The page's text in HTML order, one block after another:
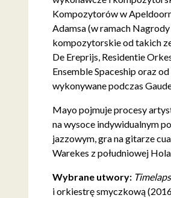
Kompozytorów w
Adamsa (w ramach
kompozytorskie od takich
De Ereprijs, Residentie
Ensemble Spaceship oraz
wykonywane podczas
Mayo pojmuje procesy
na wysoce indywidualnym
jazzowym, gra na gitarze
Warekes z południowej
Wybrane utwory:
i orkiestrę smyczkową